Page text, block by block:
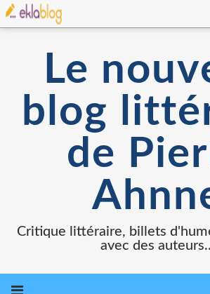
Le
blog
de
Critique littéraire, billets
avec des